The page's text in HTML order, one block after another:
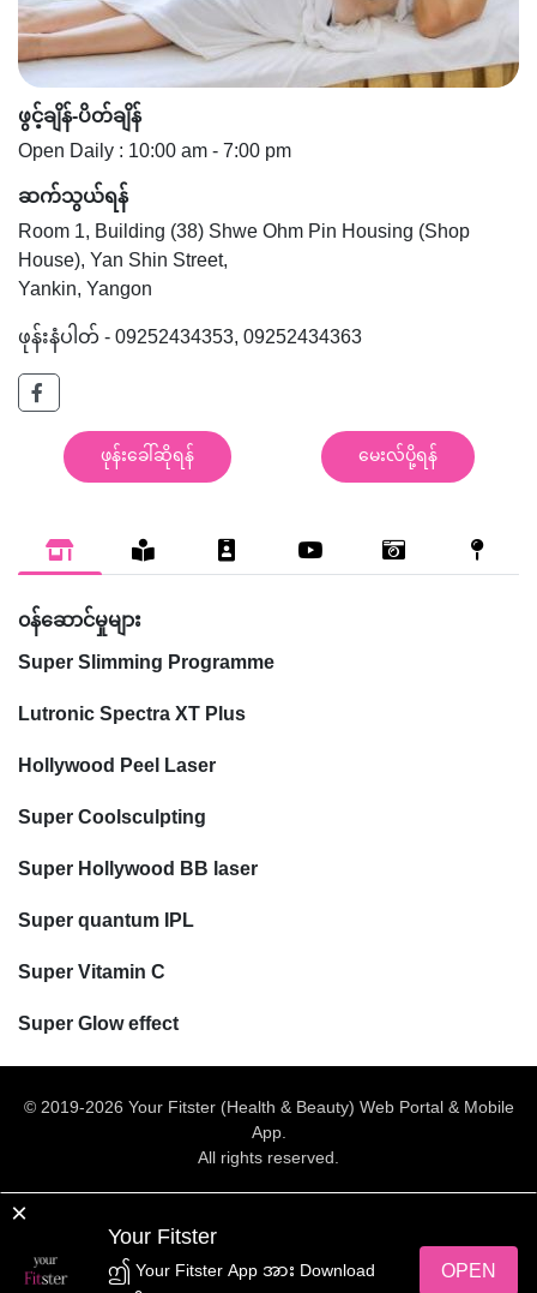
× Your Fitster
ဤ Your Fitster App အား Download
OPEN
ဖွင့်ချိန်-ပိတ်ချိန်
Open Daily : 10:00 am - 7:00 pm
ဆက်သွယ်ရန်
Room 1, Building (38) Shwe Ohm Pin Housing (Shop
House), Yan Shin Street,
Yankin, Yangon
ဖုန်းနံပါတ် - 09252434353, 09252434363
ဖုန်းခေါ်ဆိုရန် မေးလ်ပို့ရန်
၀န်ဆောင်မှုများ
Super Slimming Programme
Lutronic Spectra XT Plus
Hollywood Peel Laser
Super Coolsculpting
Super Hollywood BB laser
Super quantum IPL
Super Vitamin C
Super Glow effect
© 2019-2026 Your Fitster (Health & Beauty) Web Portal & Mobile
App.
All rights reserved.
Web DesignbyNetScriper
yourFitster App အား ရယူလိုက်ပါ